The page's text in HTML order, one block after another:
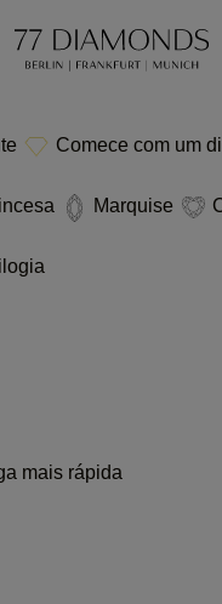
Comece com um
Marquise
mais rápida